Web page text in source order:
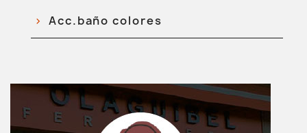
Acc.baño colores